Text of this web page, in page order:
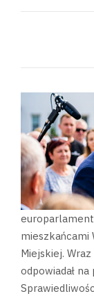
mieszkańcami
Miejskiej.
odpowiadał